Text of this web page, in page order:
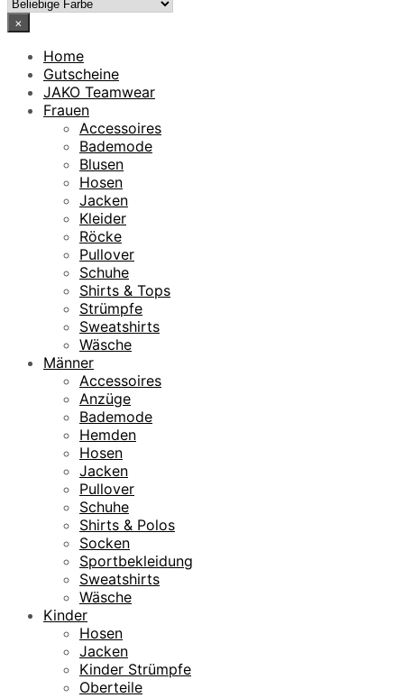
×
Home
Gutscheine
JAKO Teamwear
Frauen
Accessoires
Bademode
Blusen
Hosen
Jacken
Kleider
Röcke
Pullover
Schuhe
Shirts & Tops
Strümpfe
Sweatshirts
Wäsche
Männer
Accessoires
Anzüge
Bademode
Hemden
Hosen
Jacken
Pullover
Schuhe
Shirts & Polos
Socken
Sportbekleidung
Sweatshirts
Wäsche
Kinder
Hosen
Jacken
Kinder Strümpfe
Oberteile